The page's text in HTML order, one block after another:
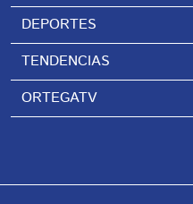
DEPORTES
TENDENCIAS
ORTEGATV